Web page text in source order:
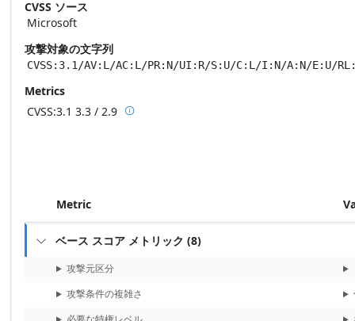
CVSS ソース
Microsoft
攻撃対象の文字列
CVSS:3.1/AV:L/AC:L/PR:N/UI:R/S:U/C:L/I:N/A:N/E:U/
Metrics
CVSS:3.1 3.3 / 2.9 Base score metrics: 3.3 / Temporal score
Metric
 ベース スコア メトリック (8)
攻撃元区分
攻撃条件の複雑さ